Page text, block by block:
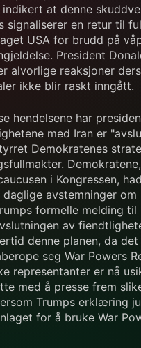
at denne
signaliserer en retur til
USA for brudd på
President
alvorlige reaksjoner
ikke blir raskt inngått.
hendelsene har
med Iran er
Demokratenes
i Kongressen,
avstemninger om
formelle melding til
av
denne planen, da
seg War Powers
representanter er nå
med å presse frem
Trumps erklæring
for å bruke War